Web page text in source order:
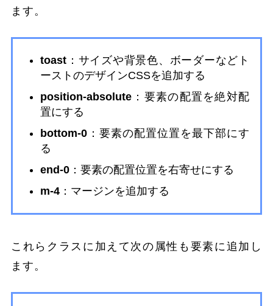
ます。
toast ：サイズや背景色、ボーダーなどト
ーストのデザインCSSを追加する
position-absolute ：要素の配置を絶対配
置にする
bottom-0 ：要素の配置位置を最下部にす
る
end-0 ：要素の配置位置を右寄せにする
m-4 ：マージンを追加する
これらクラスに加えて次の属性も要素に追加し
ます。